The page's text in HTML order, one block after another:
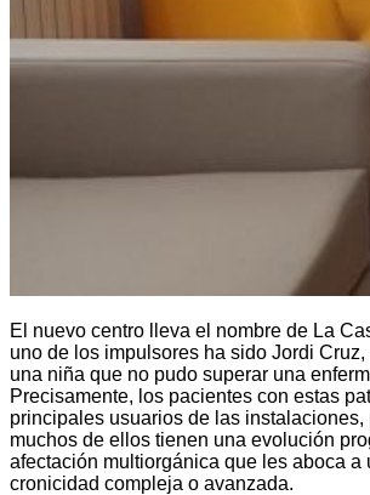
El nuevo centro lleva el nombre de La
uno de los impulsores ha sido Jordi
una niña que no pudo superar una
Precisamente, los pacientes con estas
principales usuarios de las instalaciones,
muchos de ellos tienen una evolución
afectación multiorgánica que les aboca a
cronicidad compleja o avanzada.